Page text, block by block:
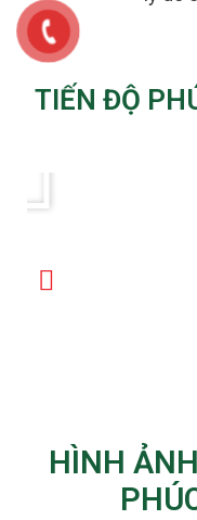
TIẾN ĐỘ
HÌNH